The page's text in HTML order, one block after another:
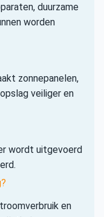
duurzame
worden
zonnepanelen,
veiliger en
wordt uitgevoerd
en